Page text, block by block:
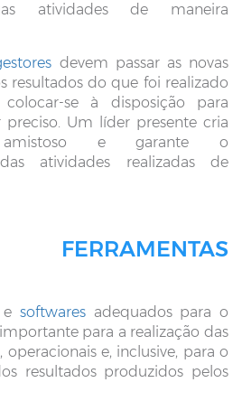
atividades de maneira
devem passar as novas
resultados do que foi realizado
se à disposição para
Um líder presente cria
e garante o
atividades realizadas de
e softwares adequados para o
para a realização das
operacionais e, inclusive, para o
resultados produzidos pelos